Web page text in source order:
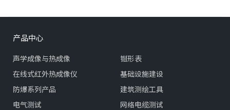
产品中心
声学成像与热成像
在线式红外热成像仪
防爆系列产品
电气测试
钳形表
基础设施建设
建筑测绘工具
网络电缆测试